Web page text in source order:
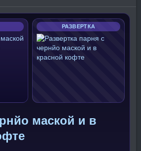
РАЗВЕРТКА
маской и в